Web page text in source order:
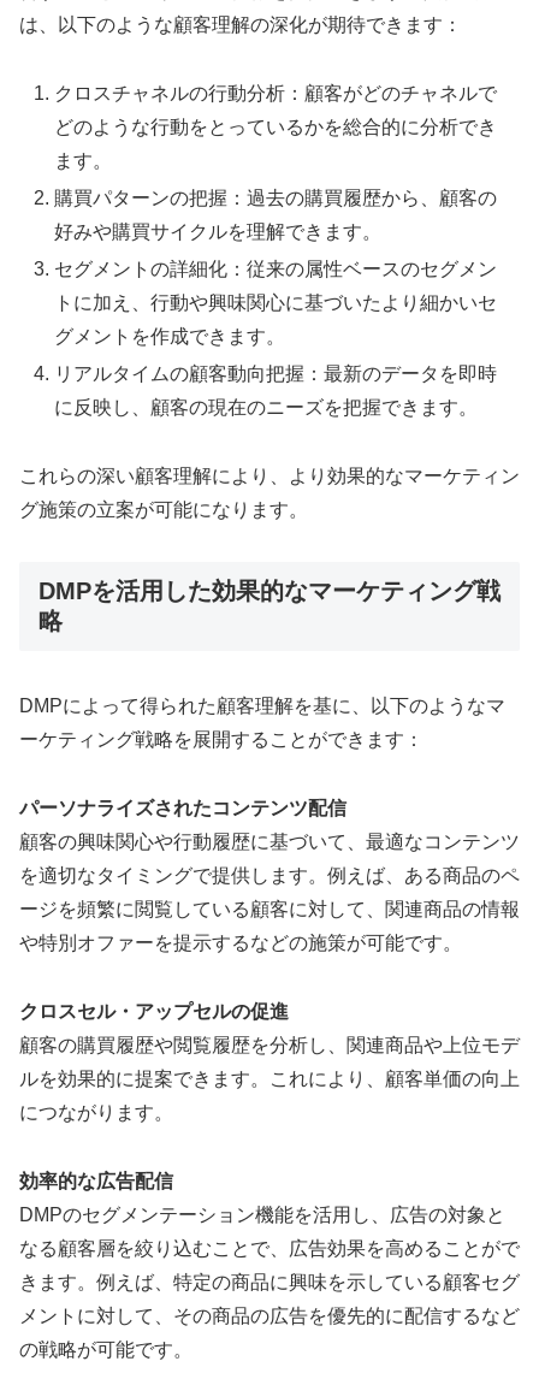
は、以下のような顧客理解の深化が期待できます：
クロスチャネルの行動分析：顧客がどのチャネルで
どのような行動をとっているかを総合的に分析でき
ます。
購買パターンの把握：過去の購買履歴から、顧客の
好みや購買サイクルを理解できます。
セグメントの詳細化：従来の属性ベースのセグメン
トに加え、行動や興味関心に基づいたより細かいセ
グメントを作成できます。
リアルタイムの顧客動向把握：最新のデータを即時
に反映し、顧客の現在のニーズを把握できます。
これらの深い顧客理解により、より効果的なマーケティン
グ施策の立案が可能になります。
DMPを活用した効果的なマーケティング戦
略
DMPによって得られた顧客理解を基に、以下のようなマ
ーケティング戦略を展開することができます：
パーソナライズされたコンテンツ配信
顧客の興味関心や行動履歴に基づいて、最適なコンテンツ
を適切なタイミングで提供します。例えば、ある商品のペ
ージを頻繁に閲覧している顧客に対して、関連商品の情報
や特別オファーを提示するなどの施策が可能です。
クロスセル・アップセルの促進
顧客の購買履歴や閲覧履歴を分析し、関連商品や上位モデ
ルを効果的に提案できます。これにより、顧客単価の向上
につながります。
効率的な広告配信
DMPのセグメンテーション機能を活用し、広告の対象と
なる顧客層を絞り込むことで、広告効果を高めることがで
きます。例えば、特定の商品に興味を示している顧客セグ
メントに対して、その商品の広告を優先的に配信するなど
の戦略が可能です。